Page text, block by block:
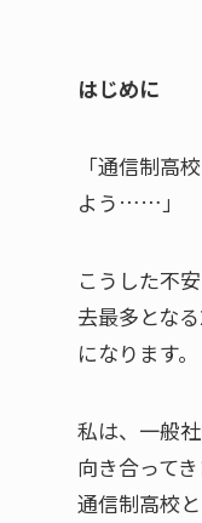
はじめに
「通信制高
よう……」
こうした不
去最多とな
になります。
私は、一般
向き合ってき
通信制高校